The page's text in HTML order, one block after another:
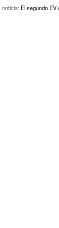
noticia: El segundo